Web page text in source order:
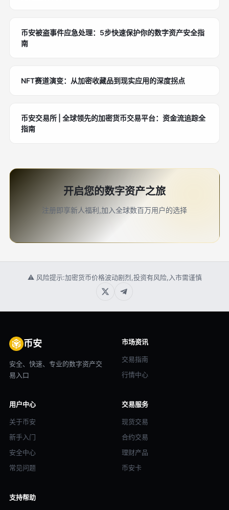
币安被盗事件应急处理：5步快速保护你的数字资产安全指
南
NFT赛道演变：从加密收藏品到现实应用的深度拐点
币安交易所 | 全球领先的加密货币交易平台：资金流追踪全
指南
开启您的数字资产之旅
注册即享新人福利,加入全球数百万用户的选择
⚠ 风险提示:加密货币价格波动剧烈,投资有风险,入市需谨慎
币安
安全、快速、专业的数字资产交
易入口
市场资讯
交易指南
行情中心
用户中心
关于币安
新手入门
安全中心
常见问题
交易服务
现货交易
合约交易
理财产品
币安卡
支持帮助